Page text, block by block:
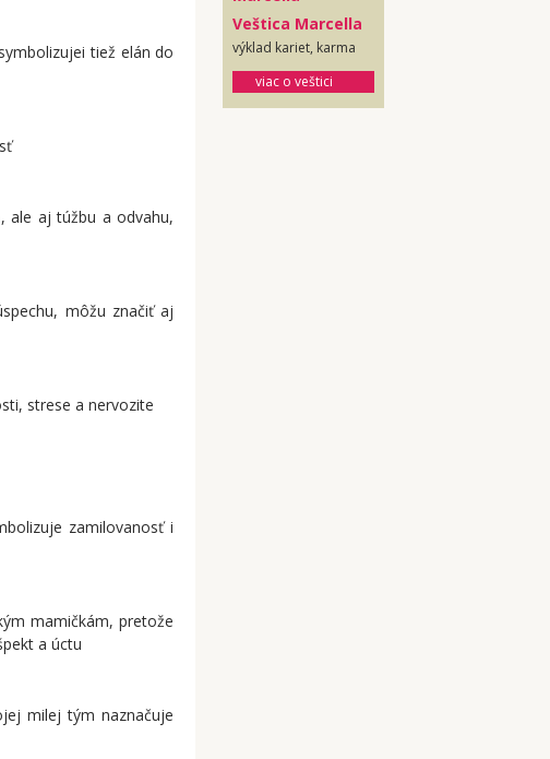
tiež elán do
ale aj túžbu a odvahu,
môžu značiť aj
strese a nervozite
zamilovanosť i
mamičkám, pretože
a úctu
milej tým naznačuje
Veštica Marcella
výklad kariet, karma
viac o veštici